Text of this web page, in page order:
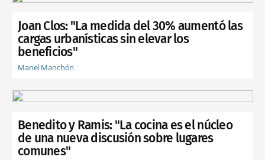
Joan Clos: "La medida del 30% aumentó las
cargas urbanísticas sin elevar los
beneficios"
Manel Manchón
Benedito y Ramis: "La cocina es el núcleo
de una nueva discusión sobre lugares
comunes"